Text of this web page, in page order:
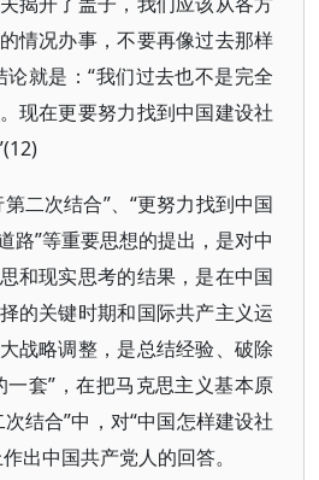
情况办事，不要再像过去那样
就是：“我们过去也不是完全
现在更要努力找到中国建设社
二次结合”、“更努力找到中国
路”等重要思想的提出，是对中
和现实思考的结果，是在中国
的关键时期和国际共产主义运
战略调整，是总结经验、破除
一套”，在把马克思主义基本原
结合”中，对“中国怎样建设社
出中国共产党人的回答。